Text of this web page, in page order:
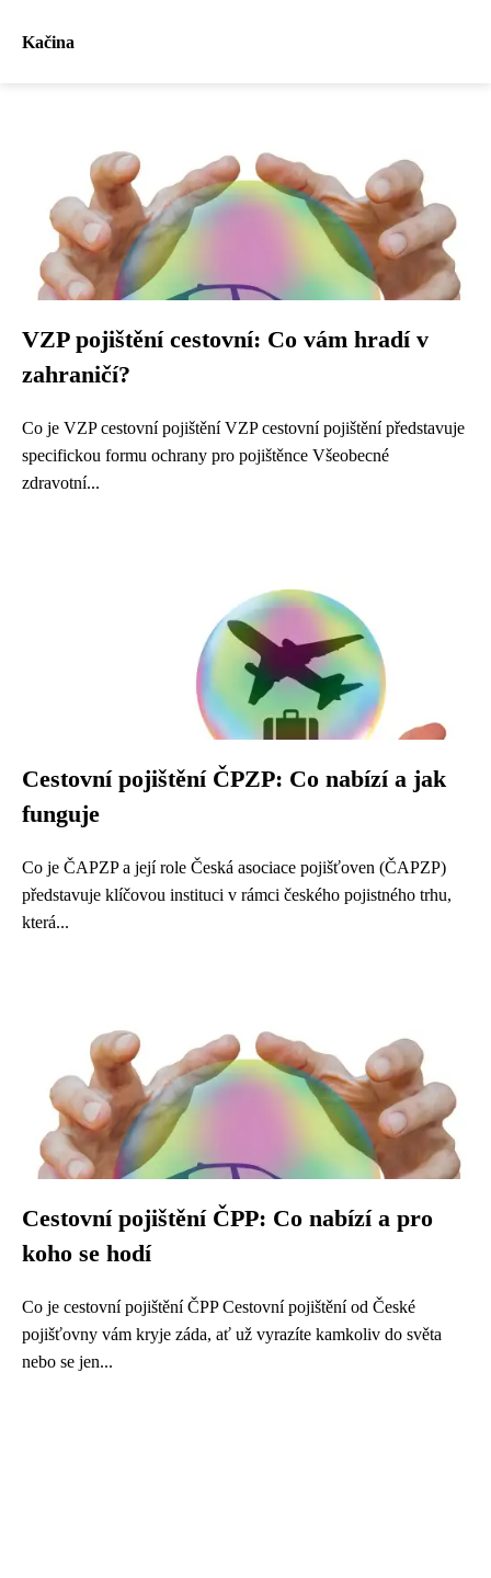
Kačina
VZP pojištění cestovní: Co vám hradí v
zahraničí?
Co je VZP cestovní pojištění VZP cestovní pojištění představuje
specifickou formu ochrany pro pojištěnce Všeobecné
zdravotní...
Cestovní pojištění ČPZP: Co nabízí a jak
funguje
Co je ČAPZP a její role Česká asociace pojišťoven (ČAPZP)
představuje klíčovou instituci v rámci českého pojistného trhu,
která...
Cestovní pojištění ČPP: Co nabízí a pro
koho se hodí
Co je cestovní pojištění ČPP Cestovní pojištění od České
pojišťovny vám kryje záda, ať už vyrazíte kamkoliv do světa
nebo se jen...